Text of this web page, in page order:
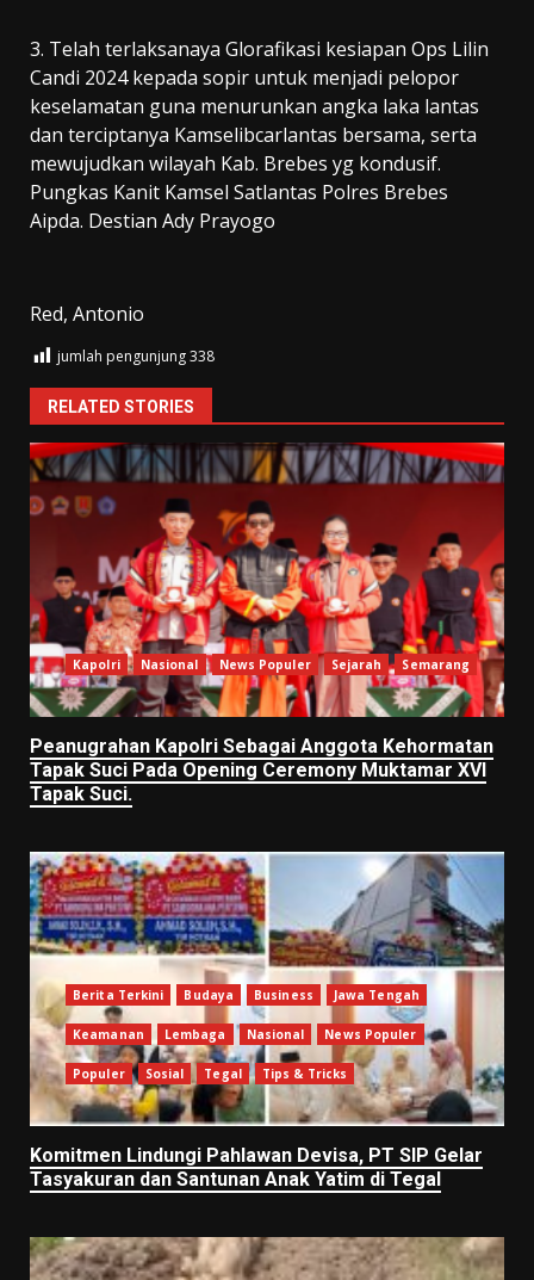
3. Telah terlaksanaya Glorafikasi kesiapan Ops Lilin
Candi 2024 kepada sopir untuk menjadi pelopor
keselamatan guna menurunkan angka laka lantas
dan terciptanya Kamselibcarlantas bersama, serta
mewujudkan wilayah Kab. Brebes yg kondusif.
Pungkas Kanit Kamsel Satlantas Polres Brebes
Aipda. Destian Ady Prayogo
Red, Antonio
jumlah pengunjung338
RELATED STORIES
Kapolri Nasional News Populer Sejarah Semarang
Peanugrahan Kapolri Sebagai Anggota Kehormatan
Tapak Suci Pada Opening Ceremony Muktamar XVI
Tapak Suci.
Berita Terkini Budaya Business Jawa Tengah
Keamanan Lembaga Nasional News Populer
Populer Sosial Tegal Tips & Tricks
Komitmen Lindungi Pahlawan Devisa, PT SIP Gelar
Tasyakuran dan Santunan Anak Yatim di Tegal